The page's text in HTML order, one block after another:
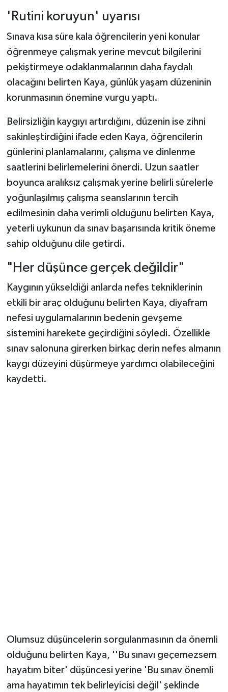
'Rutini koruyun' uyarısı
Sınava kısa süre kala öğrencilerin yeni konular
öğrenmeye çalışmak yerine mevcut bilgilerini
pekiştirmeye odaklanmalarının daha faydalı
olacağını belirten Kaya, günlük yaşam düzeninin
korunmasının önemine vurgu yaptı.
Belirsizliğin kaygıyı artırdığını, düzenin ise zihni
sakinleştirdiğini ifade eden Kaya, öğrencilerin
günlerini planlamalarını, çalışma ve dinlenme
saatlerini belirlemelerini önerdi. Uzun saatler
boyunca aralıksız çalışmak yerine belirli sürelerle
yoğunlaşılmış çalışma seanslarının tercih
edilmesinin daha verimli olduğunu belirten Kaya,
yeterli uykunun da sınav başarısında kritik öneme
sahip olduğunu dile getirdi.
"Her düşünce gerçek değildir"
Kaygının yükseldiği anlarda nefes tekniklerinin
etkili bir araç olduğunu belirten Kaya, diyafram
nefesi uygulamalarının bedenin gevşeme
sistemini harekete geçirdiğini söyledi. Özellikle
sınav salonuna girerken birkaç derin nefes almanın
kaygı düzeyini düşürmeye yardımcı olabileceğini
kaydetti.
Olumsuz düşüncelerin sorgulanmasının da önemli
olduğunu belirten Kaya, ''Bu sınavı geçemezsem
hayatım biter' düşüncesi yerine 'Bu sınav önemli
ama hayatımın tek belirleyicisi değil' şeklinde